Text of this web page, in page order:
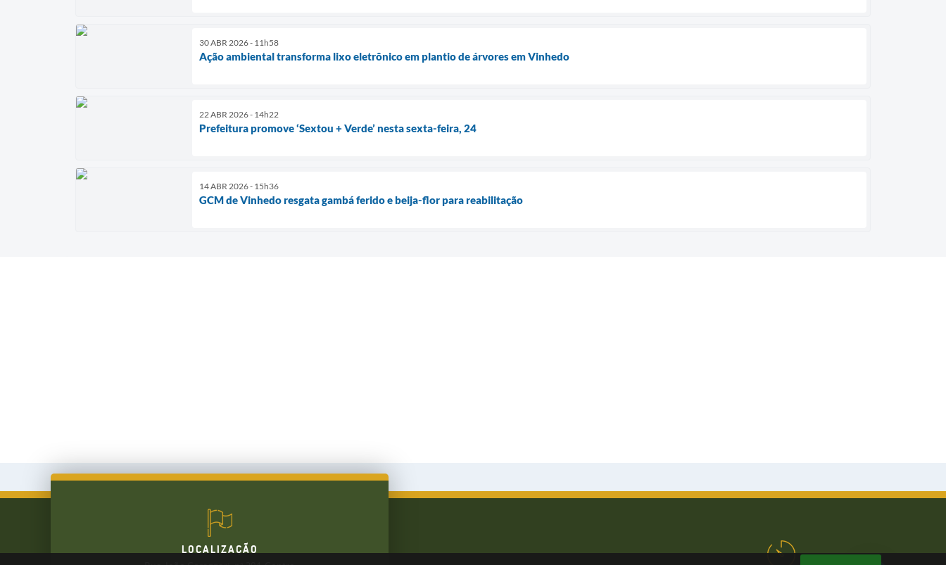
30 ABR 2026 - 11h58
Ação ambiental transforma lixo eletrônico em plantio de árvores em Vinhedo
22 ABR 2026 - 14h22
Prefeitura promove ‘Sextou + Verde’ nesta sexta-feira, 24
14 ABR 2026 - 15h36
GCM de Vinhedo resgata gambá ferido e beija-flor para reabilitação
LOCALIZAÇÃO